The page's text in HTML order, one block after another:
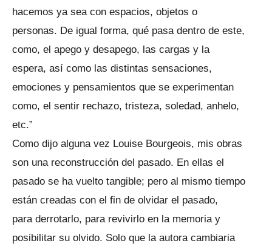
hacemos ya sea con espacios, objetos o
personas. De igual forma, qué pasa dentro de este,
como, el apego y desapego, las cargas y la
espera, así como las distintas sensaciones,
emociones y pensamientos que se experimentan
como, el sentir rechazo, tristeza, soledad, anhelo,
etc.”
Como dijo alguna vez Louise Bourgeois, mis obras
son una reconstrucción del pasado. En ellas el
pasado se ha vuelto tangible; pero al mismo tiempo
están creadas con el fin de olvidar el pasado,
para derrotarlo, para revivirlo en la memoria y
posibilitar su olvido. Solo que la autora cambiaria